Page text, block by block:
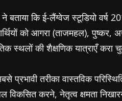
कि ई-लैंग्वेज स्टूडियो वर्ष
को आगरा (ताजमहल),
स्थलों की शैक्षणिक यात्राएँ करा
प्रभावी तरीका वास्तविक
विकसित करने, नेतृत्व क्षमता